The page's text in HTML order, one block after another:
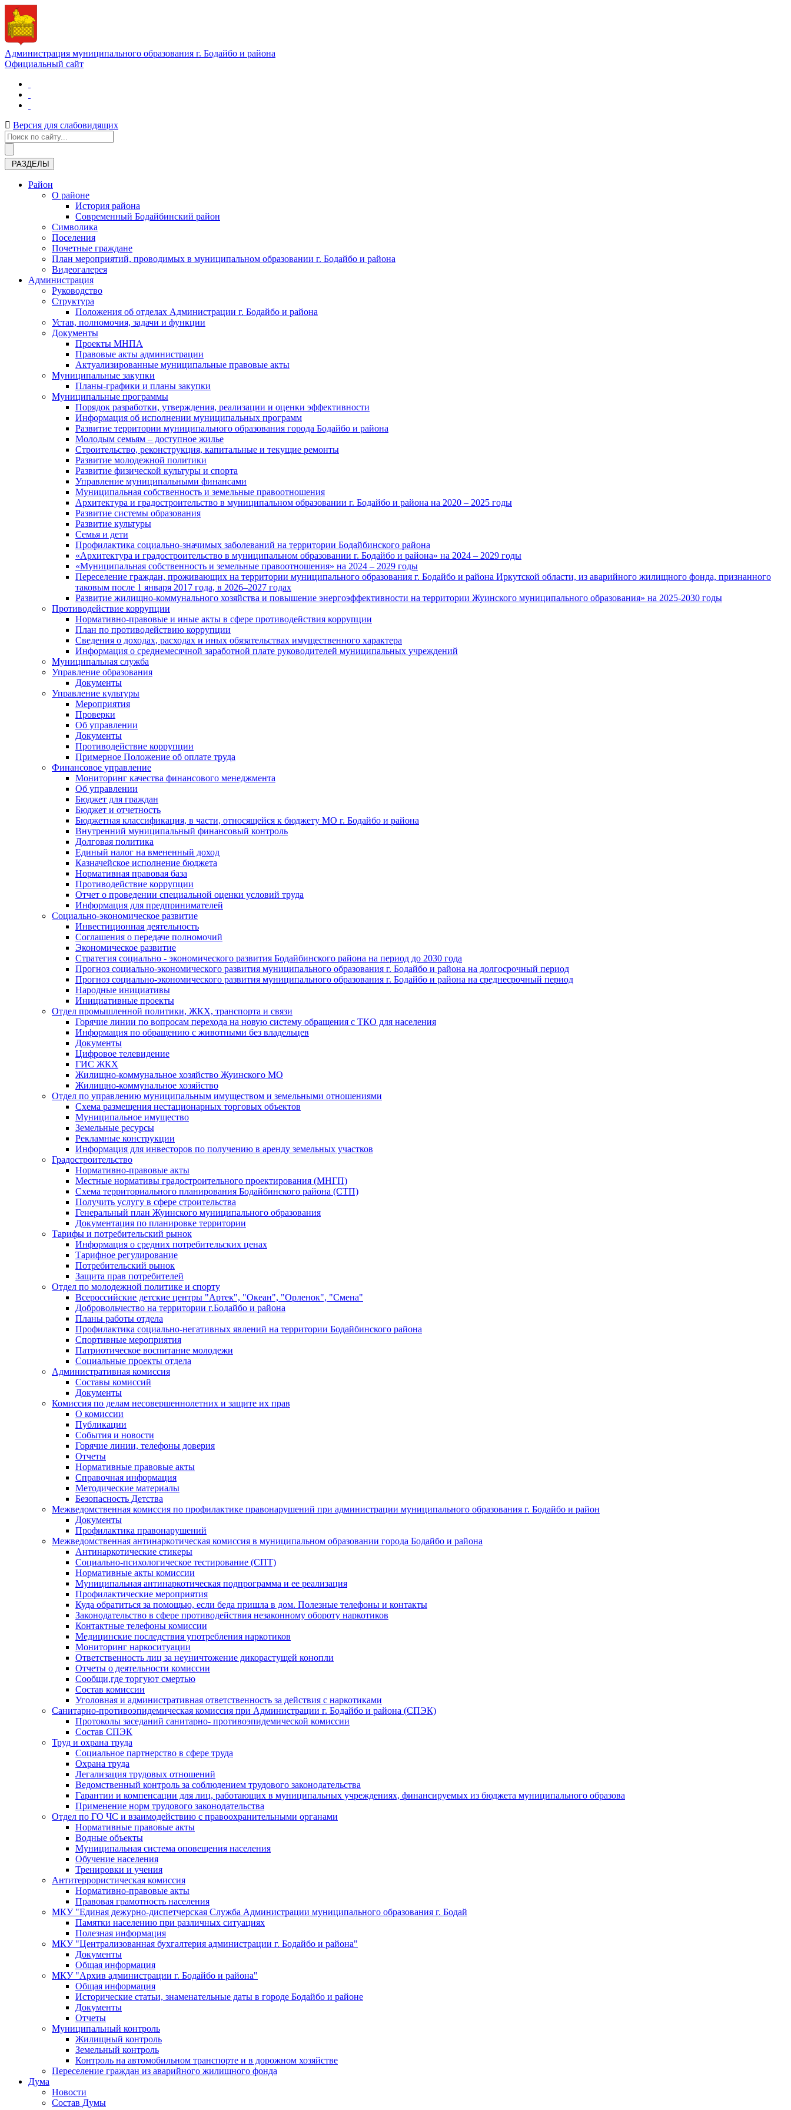
Администрация муниципального образования г. Бодайбо и района
Официальный сайт
Версия для слабовидящих
РАЗДЕЛЫ
Район
О районе
История района
Современный Бодайбинский район
Символика
Поселения
Почетные граждане
План мероприятий, проводимых в муниципальном образовании г. Бодайбо и района
Видеогалерея
Администрация
Руководство
Структура
Положения об отделах Администрации г. Бодайбо и района
Устав, полномочия, задачи и функции
Документы
Проекты МНПА
Правовые акты администрации
Актуализированные муниципальные правовые акты
Муниципальные закупки
Планы-графики и планы закупки
Муниципальные программы
Порядок разработки, утверждения, реализации и оценки эффективности
Информация об исполнении муниципальных программ
Развитие территории муниципального образования города Бодайбо и района
Молодым семьям – доступное жилье
Строительство, реконструкция, капитальные и текущие ремонты
Развитие молодежной политики
Развитие физической культуры и спорта
Управление муниципальными финансами
Муниципальная собственность и земельные правоотношения
Архитектура и градостроительство в муниципальном образовании г. Бодайбо и района на 2020 – 2025 годы
Развитие системы образования
Развитие культуры
Семья и дети
Профилактика социально-значимых заболеваний на территории Бодайбинского района
«Архитектура и градостроительство в муниципальном образовании г. Бодайбо и района» на 2024 – 2029 годы
«Муниципальная собственность и земельные правоотношения» на 2024 – 2029 годы
Переселение граждан, проживающих на территории муниципального образования г. Бодайбо и района Иркутской области, из аварийного жилищного фонда, признанного
таковым после 1 января 2017 года, в 2026–2027 годах
Развитие жилищно-коммунального хозяйства и повышение энергоэффективности на территории Жуинского муниципального образования» на 2025-2030 годы
Противодействие коррупции
Нормативно-правовые и иные акты в сфере противодействия коррупции
План по противодействию коррупции
Сведения о доходах, расходах и иных обязательствах имущественного характера
Информация о среднемесячной заработной плате руководителей муниципальных учреждений
Муниципальная служба
Управление образования
Документы
Управление культуры
Мероприятия
Проверки
Об управлении
Документы
Противодействие коррупции
Примерное Положение об оплате труда
Финансовое управление
Мониторинг качества финансового менеджмента
Об управлении
Бюджет для граждан
Бюджет и отчетность
Бюджетная классификация, в части, относящейся к бюджету МО г. Бодайбо и района
Внутренний муниципальный финансовый контроль
Долговая политика
Единый налог на вмененный доход
Казначейское исполнение бюджета
Нормативная правовая база
Противодействие коррупции
Отчет о проведении специальной оценки условий труда
Информация для предпринимателей
Социально-экономическое развитие
Инвестиционная деятельность
Соглашения о передаче полномочий
Экономическое развитие
Стратегия социально - экономического развития Бодайбинского района на период до 2030 года
Прогноз социально-экономического развития муниципального образования г. Бодайбо и района на долгосрочный период
Прогноз социально-экономического развития муниципального образования г. Бодайбо и района на среднесрочный период
Народные инициативы
Инициативные проекты
Отдел промышленной политики, ЖКХ, транспорта и связи
Горячие линии по вопросам перехода на новую систему обращения с ТКО для населения
Информация по обращению с животными без владельцев
Документы
Цифровое телевидение
ГИС ЖКХ
Жилищно-коммунальное хозяйство Жуинского МО
Жилищно-коммунальное хозяйство
Отдел по управлению муниципальным имуществом и земельными отношениями
Схема размещения нестационарных торговых объектов
Муниципальное имущество
Земельные ресурсы
Рекламные конструкции
Информация для инвесторов по получению в аренду земельных участков
Градостроительство
Нормативно-правовые акты
Местные нормативы градостроительного проектирования (МНГП)
Схема территориального планирования Бодайбинского района (СТП)
Получить услугу в сфере строительства
Генеральный план Жуинского муниципального образования
Документация по планировке территории
Тарифы и потребительский рынок
Информация о средних потребительских ценах
Тарифное регулирование
Потребительский рынок
Защита прав потребителей
Отдел по молодежной политике и спорту
Всероссийские детские центры "Артек", "Океан", "Орленок", "Смена"
Добровольчество на территории г.Бодайбо и района
Планы работы отдела
Профилактика социально-негативных явлений на территории Бодайбинского района
Спортивные мероприятия
Патриотическое воспитание молодежи
Социальные проекты отдела
Административная комиссия
Составы комиссий
Документы
Комиссия по делам несовершеннолетних и защите их прав
О комиссии
Публикации
События и новости
Горячие линии, телефоны доверия
Отчеты
Нормативные правовые акты
Справочная информация
Методические материалы
Безопасность Детства
Межведомственная комиссия по профилактике правонарушений при администрации муниципального образования г. Бодайбо и район
Документы
Профилактика правонарушений
Межведомственная антинаркотическая комиссия в муниципальном образовании города Бодайбо и района
Антинаркотические стикеры
Социально-психологическое тестирование (СПТ)
Нормативные акты комиссии
Муниципальная антинаркотическая подпрограмма и ее реализация
Профилактические мероприятия
Куда обратиться за помощью, если беда пришла в дом. Полезные телефоны и контакты
Законодательство в сфере противодействия незаконному обороту наркотиков
Контактные телефоны комиссии
Медицинские последствия употребления наркотиков
Мониторинг наркоситуации
Ответственность лиц за неуничтожение дикорастущей конопли
Отчеты о деятельности комиссии
Сообщи,где торгуют смертью
Состав комиссии
Уголовная и административная ответственность за действия с наркотиками
Санитарно-противоэпидемическая комиссия при Администрации г. Бодайбо и района (СПЭК)
Протоколы заседаний санитарно- противоэпидемической комиссии
Состав СПЭК
Труд и охрана труда
Социальное партнерство в сфере труда
Охрана труда
Легализация трудовых отношений
Ведомственный контроль за соблюдением трудового законодательства
Гарантии и компенсации для лиц, работающих в муниципальных учреждениях, финансируемых из бюджета муниципального образова
Применение норм трудового законодательства
Отдел по ГО ЧС и взаимодействию с правоохранительными органами
Нормативные правовые акты
Водные объекты
Муниципальная система оповещения населения
Обучение населения
Тренировки и учения
Антитеррористическая комиссия
Нормативно-правовые акты
Правовая грамотность населения
МКУ "Единая дежурно-диспетчерская Служба Администрации муниципального образования г. Бодай
Памятки населению при различных ситуациях
Полезная информация
МКУ "Централизованная бухгалтерия администрации г. Бодайбо и района"
Документы
Общая информация
МКУ "Архив администрации г. Бодайбо и района"
Общая информация
Исторические статьи, знаменательные даты в городе Бодайбо и районе
Документы
Отчеты
Муниципальный контроль
Жилищный контроль
Земельный контроль
Контроль на автомобильном транспорте и в дорожном хозяйстве
Переселение граждан из аварийного жилищного фонда
Дума
Новости
Состав Думы